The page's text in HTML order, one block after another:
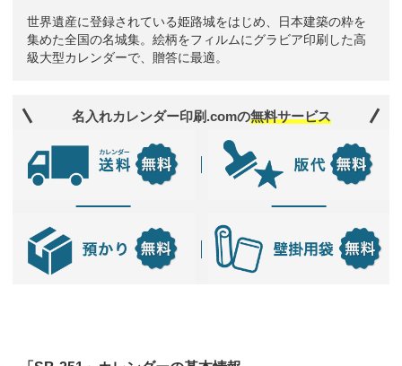
世界遺産に登録されている姫路城をはじめ、日本建築の粋を
集めた全国の名城集。絵柄をフィルムにグラビア印刷した高
級大型カレンダーで、贈答に最適。
名入れカレンダー印刷.comの無料サービス